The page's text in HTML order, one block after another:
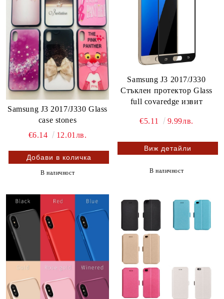
Samsung J3 2017/J330 Glass
case stones
€6.14
12.01лв.
В наличност
Samsung J3 2017/J330
Стъклен протектор Glass
full covaredge извит
€5.11 9.99лв.
Виж детайли
В наличност